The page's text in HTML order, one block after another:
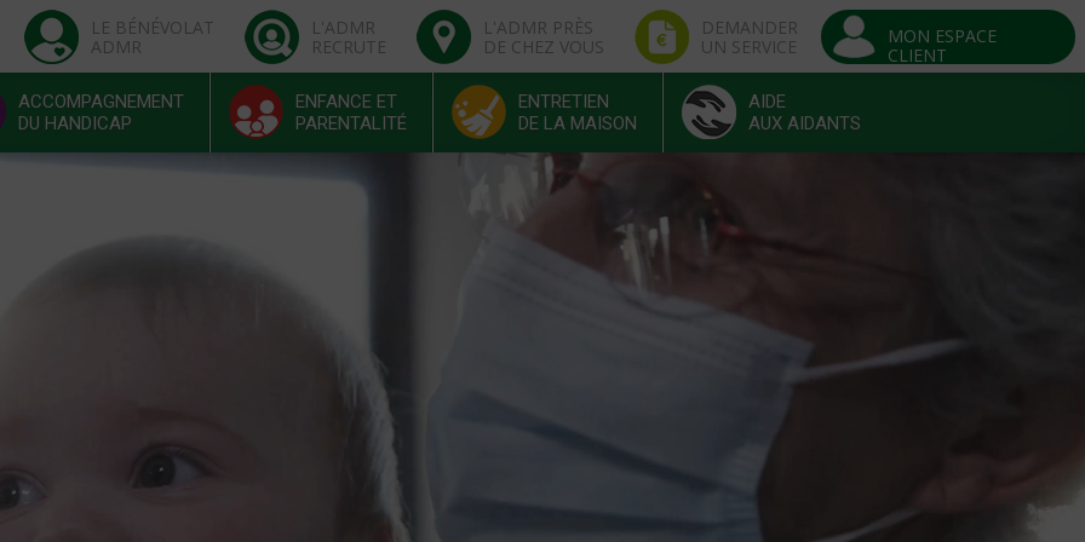
LE BÉNÉVOLAT
ADMR
L'ADMR
RECRUTE
L'ADMR PRÈS
DE CHEZ VOUS
DEMANDER
UN SERVICE
MON ESPACE
CLIENT
ACCOMPAGNEMENT
DU HANDICAP
ENFANCE ET
PARENTALITÉ
ENTRETIEN
DE LA MAISON
AIDE
AUX AIDANTS